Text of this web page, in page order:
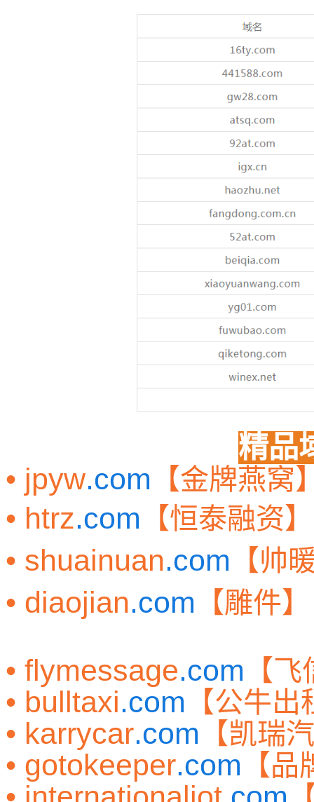
精品
• jpyw.com 【金牌燕窝
• htrz.com 【恒泰融资
• shuainuan.com 【帅
• diaojian.com 【雕件
• flymessage.com 【
• bulltaxi.com 【公牛
• karrycar.com 【凯瑞
• gotokeeper.com 【